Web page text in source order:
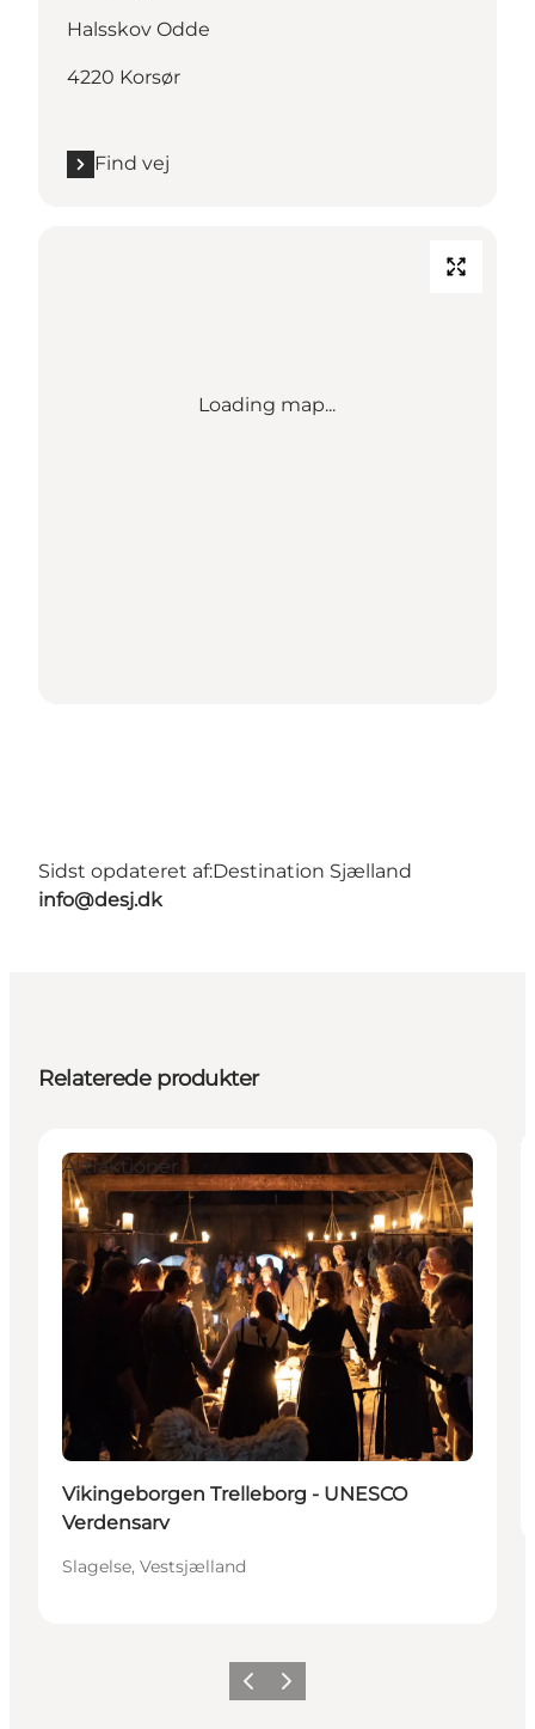
Halsskov Odde
4220 Korsør
Find vej
Loading map...
Sidst opdateret af:Destination Sjælland
info@desj.dk
Relaterede produkter
Attraktioner
Vikingeborgen Trelleborg - UNESCO
Verdensarv
Slagelse, Vestsjælland
ForrigeNæste